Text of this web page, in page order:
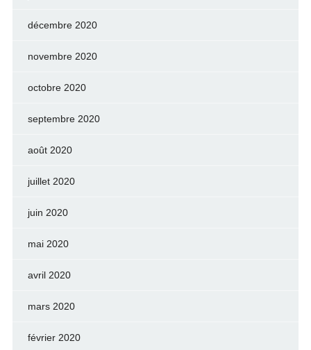
décembre 2020
novembre 2020
octobre 2020
septembre 2020
août 2020
juillet 2020
juin 2020
mai 2020
avril 2020
mars 2020
février 2020